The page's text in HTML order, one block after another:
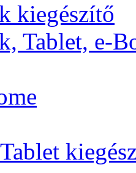
kiegészítő
Tablet, e-